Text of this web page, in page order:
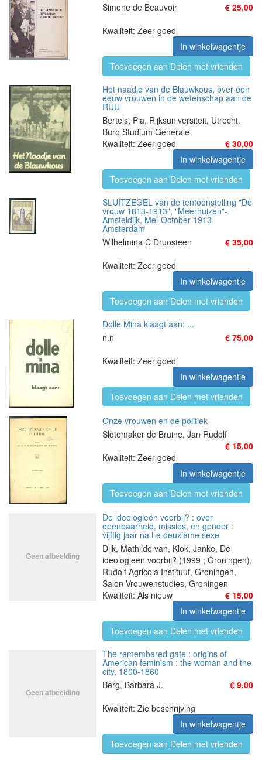
Simone de Beauvoir
€ 25,00
Kwaliteit: Zeer goed
In winkelwagentje
Toevoegen aan Delen met vrienden
Het naadje van de Blauwkous, over een
eeuw vrouwen in de wetenschap aan de
RUU
Bertels, Pia, Rijksuniversiteit, Utrecht.
Buro Studium Generale
€ 30,00
Kwaliteit: Zeer goed
In winkelwagentje
Toevoegen aan Delen met vrienden
SLUITZEGEL van de tentoonstelling "De
vrouw 1813-1913", "Meerhuizen"-
Amsteldijk, Mei-October 1913
Amsterdam
Wilhelmina C Druosteen
€ 35,00
Kwaliteit: Zeer goed
In winkelwagentje
Toevoegen aan Delen met vrienden
Dolle Mina klaagt aan: ...
n.n
€ 75,00
Kwaliteit: Zeer goed
In winkelwagentje
Toevoegen aan Delen met vrienden
Onze vrouwen en de politiek
Slotemaker de Bruine, Jan Rudolf
€ 15,00
Kwaliteit: Zeer goed
In winkelwagentje
Toevoegen aan Delen met vrienden
De ideologieën voorbij? : over
openbaarheid, missies, en gender :
vijftig jaar na Le deuxième sexe
Dijk, Mathilde van, Klok, Janke, De
ideologieën voorbij? (1999 ; Groningen),
Rudolf Agricola Instituut, Groningen,
Salon Vrouwenstudies, Groningen
€ 15,00
Kwaliteit: Als nieuw
In winkelwagentje
Toevoegen aan Delen met vrienden
The remembered gate : origins of
American feminism : the woman and the
city, 1800-1860
Berg, Barbara J.
€ 9,00
Kwaliteit: Zie beschrijving
In winkelwagentje
Toevoegen aan Delen met vrienden